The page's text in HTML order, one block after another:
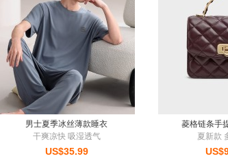
男士夏季冰丝薄款睡衣
干爽凉快 吸湿透气
US$35.99
菱格链条手
夏新款